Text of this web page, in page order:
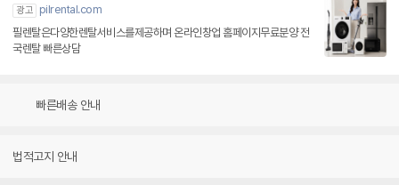
광고
pilrental.com
필렌탈은다양한렌탈서비스를제공하며 온라인창업 홈페이지무료분양 전
국렌탈 빠른상담
빠른배송 안내
법적고지 안내